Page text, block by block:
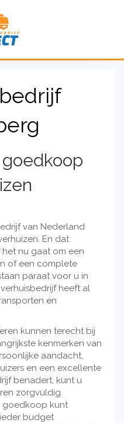
van Nederland
En dat
nu gaat om een
of een complete
paraat voor u in
heeft al
en
kunnen terecht bij
kenmerken van
aandacht,
en een excellente
benadert, kunt u
zorgvuldig
goedkoop kunt
budget